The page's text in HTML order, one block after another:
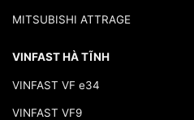
MITSUBISHI ATTRAGE
VINFAST HÀ TĨNH
VINFAST VF e34
VINFAST VF9